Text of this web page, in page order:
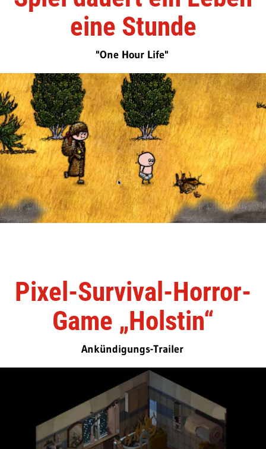
eine Stunde
"One Hour Life"
Pixel-Survival-Horror-
Game „Holstin“
Ankündigungs-Trailer